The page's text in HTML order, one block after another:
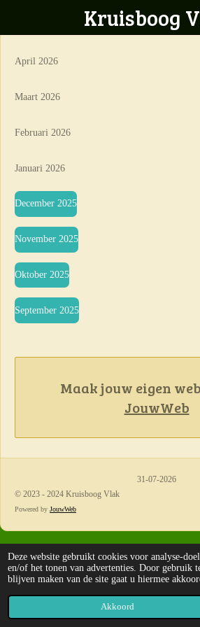
Deze website gebruikt cookies voor analyse-
en/of het tonen van advertenties. Door gebruik
blijven maken van de site gaat u hiermee
Akkoord
de
Kruisboog
April 2026
Maart 2026
Februari 2026
Januari 2026
December 2025
November 2025
Oktober 2025
September 2025
Maak jouw eigen
JouwWeb
31-07-2026
© 2023 - 2024 Kruisboog Vlak
Powered by JouwWeb